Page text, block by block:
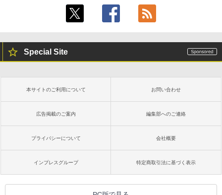
￥480
非エンジニア 初心者 素人 でも安心 使い
方 マニュアル AI副業にもコンテンツ作成
にもKindle出版にも！ 非エンジニアのた
￥99
FM TOWNS ハイパー・カタログ: 本体ハ
ードウェア・市販ソフトウェアのパーフ
￥1,600
書籍リーダー、ブラック、16GB、広告な
Kindle Paperwhite シグニチャーエディ
るさ自動調整、色調調節ライト、12週間
持続バッテリー、広告なし、メタリック
Amazon Kindle Colorsoft | 16GBストレ
ージ、防水、7インチカラーディスプレ
イ、色調調節ライト、最大8週間持続バッ
テリー、広告無し、ブラック (2025年発
売)
Special Site
本サイトのご利用について お問い合わせ
広告掲載のご案内 編集部へのご連絡
プライバシーについて 会社概要
インプレスグループ 特定商取引法に基づく表示